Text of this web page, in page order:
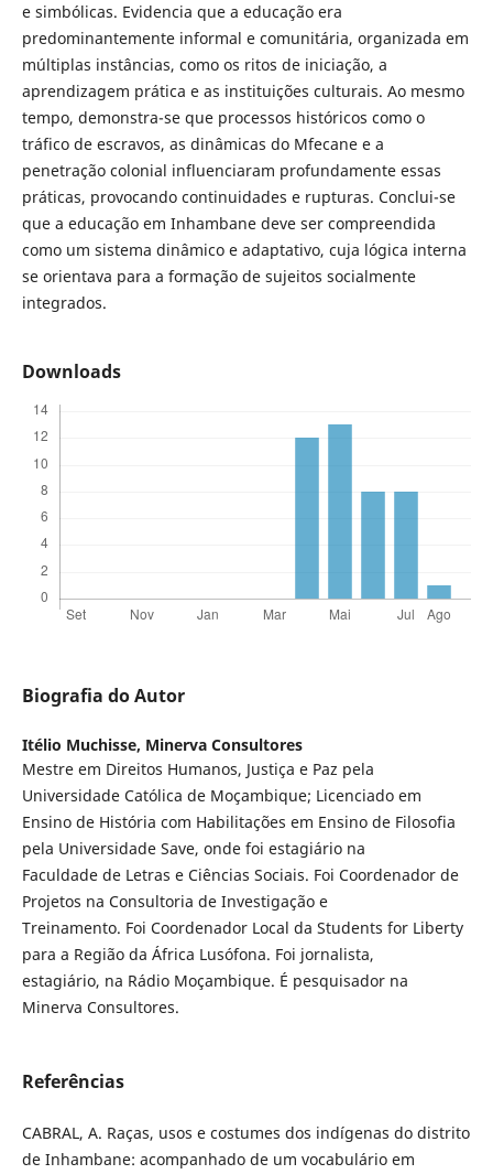
e simbólicas. Evidencia que a educação era
predominantemente informal e comunitária, organizada em
múltiplas instâncias, como os ritos de iniciação, a
aprendizagem prática e as instituições culturais. Ao mesmo
tempo, demonstra-se que processos históricos como o
tráfico de escravos, as dinâmicas do Mfecane e a
penetração colonial influenciaram profundamente essas
práticas, provocando continuidades e rupturas. Conclui-se
que a educação em Inhambane deve ser compreendida
como um sistema dinâmico e adaptativo, cuja lógica interna
se orientava para a formação de sujeitos socialmente
integrados.
Downloads
Biografia do Autor
Itélio Muchisse, Minerva Consultores
Mestre em Direitos Humanos, Justiça e Paz pela
Universidade Católica de Moçambique; Licenciado em
Ensino de História com Habilitações em Ensino de Filosofia
pela Universidade Save, onde foi estagiário na
Faculdade de Letras e Ciências Sociais. Foi Coordenador de
Projetos na Consultoria de Investigação e
Treinamento. Foi Coordenador Local da Students for Liberty
para a Região da África Lusófona. Foi jornalista,
estagiário, na Rádio Moçambique. É pesquisador na
Minerva Consultores.
Referências
CABRAL, A. Raças, usos e costumes dos indígenas do distrito
de Inhambane: acompanhado de um vocabulário em